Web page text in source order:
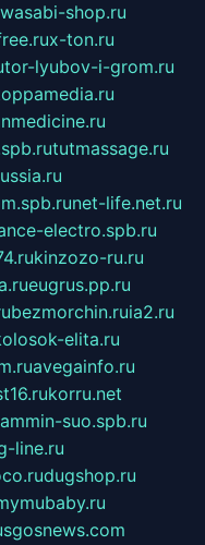
wasabi-shop.ru
x-ton.ru
tor-lyubov-i-grom.ru
tutmassage.ru
net-life.net.ru
electro.spb.ru
kinzozo-ru.ru
eugrus.pp.ru
bezmorchin.ruia2.ru
elita.ru
avegainfo.ru
korru.net
suo.spb.ru
line.ru
dugshop.ru